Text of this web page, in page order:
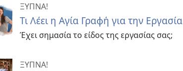
ΞΥΠΝΑ!
Τι Λέει η Αγία Γραφή για την Εργασία
Έχει σημασία το είδος της εργασίας σας;
ΞΥΠΝΑ!